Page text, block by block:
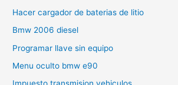
Hacer cargador de baterias de litio
Bmw 2006 diesel
Programar llave sin equipo
Menu oculto bmw e90